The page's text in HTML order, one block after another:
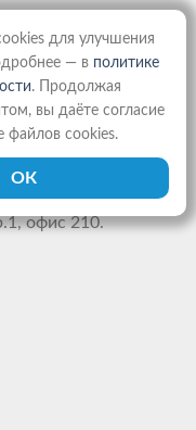
офис 210.
для улучшения
— в политике
. Продолжая
вы даёте согласие
файлов cookies.